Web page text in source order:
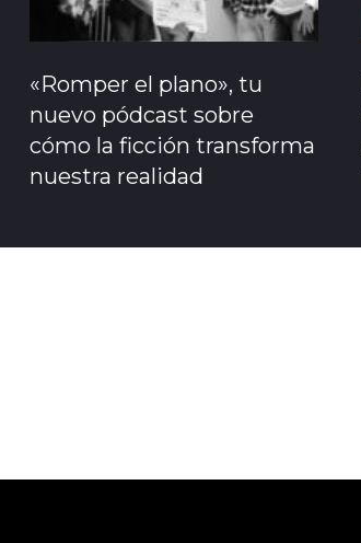
«Romper el plano», tu
nuevo pódcast sobre
cómo la ficción transforma
nuestra realidad